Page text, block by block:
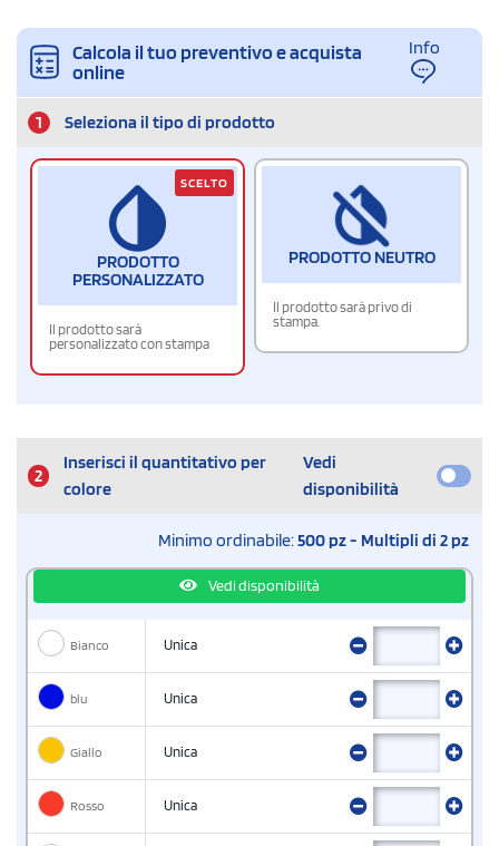
Calcola il tuo preventivo e acquista
online
Info
1 Seleziona il tipo di prodotto
PRODOTTO
PERSONALIZZATO
Il prodotto sarà
personalizzato con stampa
SCELTO
PRODOTTO NEUTRO
Il prodotto sarà privo di
stampa.
2
Inserisci il quantitativo per
colore
Vedi
disponibilità
Minimo ordinabile:500 pz - Multipli di 2 pz
Vedi disponibilità
Bianco Unica
blu Unica
Giallo Unica
Rosso Unica